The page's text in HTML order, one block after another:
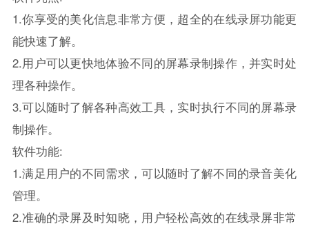
1.你享受的美化信息非常方便，超全的在线录屏功能更
能快速了解。
2.用户可以更快地体验不同的屏幕录制操作，并实时处
理各种操作。
3.可以随时了解各种高效工具，实时执行不同的屏幕录
制操作。
软件功能:
1.满足用户的不同需求，可以随时了解不同的录音美化
管理。
2.准确的录屏及时知晓，用户轻松高效的在线录屏非常